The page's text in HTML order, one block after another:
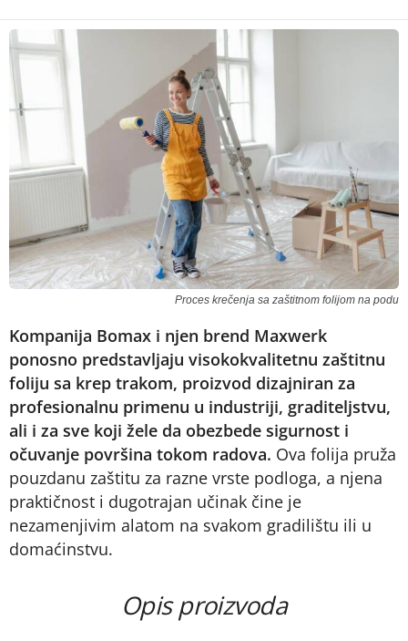
Proces krečenja sa zaštitnom folijom na podu
Kompanija Bomax i njen brend Maxwerk
ponosno predstavljaju visokokvalitetnu zaštitnu
foliju sa krep trakom, proizvod dizajniran za
profesionalnu primenu u industriji, graditeljstvu,
ali i za sve koji žele da obezbede sigurnost i
očuvanje površina tokom radova. Ova folija pruža
pouzdanu zaštitu za razne vrste podloga, a njena
praktičnost i dugotrajan učinak čine je
nezamenjivim alatom na svakom gradilištu ili u
domaćinstvu.
Opis proizvoda